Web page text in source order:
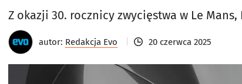
Z okazji 30. rocznicy zwycięstwa w Le
autor: Redakcja Evo 20 czerwca 2025